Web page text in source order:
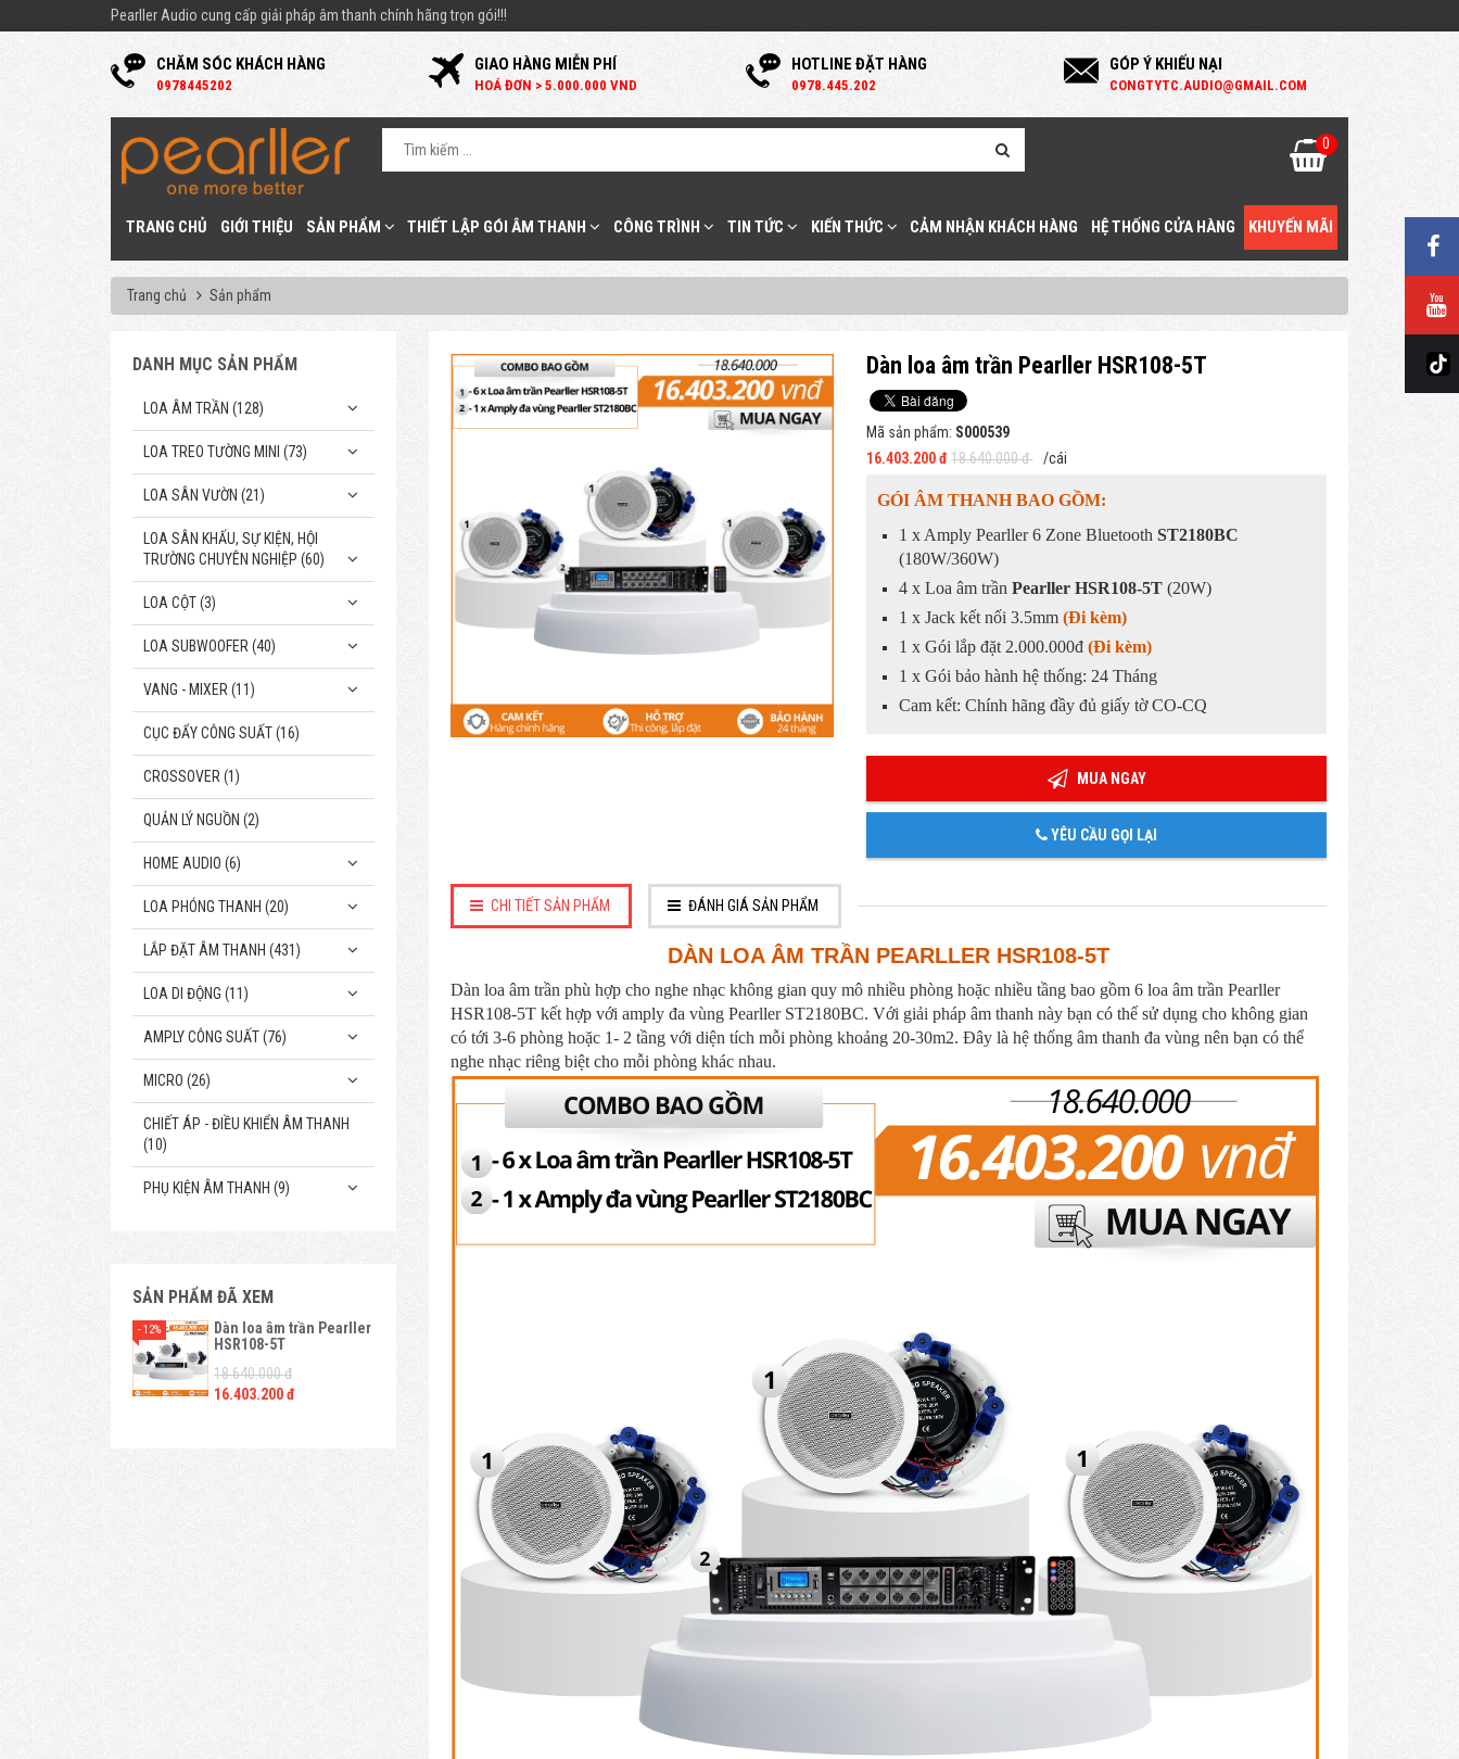
Pearller Audio cung cấp giải pháp âm thanh chính hãng trọn gói!!!
CHĂM SÓC KHÁCH HÀNG
0978445202
GIAO HÀNG MIỄN PHÍ
HOÁ ĐƠN > 5.000.000 VND
HOTLINE ĐẶT HÀNG
0978.445.202
GÓP Ý KHIẾU NẠI
CONGTYTC.AUDIO@GMAIL.COM
0
TRANG CHỦ GIỚI THIỆU SẢN PHẨM THIẾT LẬP GÓI ÂM THANH CÔNG TRÌNH TIN TỨC KIẾN THỨC CẢM NHẬN KHÁCH HÀNG HỆ THỐNG CỬA HÀNG KHUYẾN MÃI
Trang chủ Sản phẩm
Dàn loa âm trần Pearller HSR108-5T
Mã sản phẩm: S000539
16.403.200 đ 18.640.000 đ /cái
GÓI ÂM THANH BAO GỒM:
1 x Amply Pearller 6 Zone BluetoothST2180BC
(180W/360W)
4 x Loa âm trầnPearller HSR108-5T(20W)
1 x Jack kết nối 3.5mm(Đi kèm)
1 x Gói lắp đặt 2.000.000đ(Đi kèm)
1 x Gói bảo hành hệ thống: 24 Tháng
Cam kết: Chính hãng đầy đủ giấy tờ CO-CQ
MUA NGAY
YÊU CẦU GỌI LẠI
CHI TIẾT SẢN PHẨM ĐÁNH GIÁ SẢN PHẨM
DÀN LOA ÂM TRẦN PEARLLER HSR108-5T
Dàn loa âm trần phù hợp cho nghe nhạc không gian quy mô nhiều phòng hoặc nhiều tầng bao gồm 6 loa âm trần Pearller
HSR108-5T kết hợp với amply đa vùng Pearller ST2180BC. Với giải pháp âm thanh này bạn có thể sử dụng cho không gian
có tới 3-6 phòng hoặc 1- 2 tầng với diện tích mỗi phòng khoảng 20-30m2. Đây là hệ thống âm thanh đa vùng nên bạn có thể
nghe nhạc riêng biệt cho mỗi phòng khác nhau.
DANH MỤC SẢN PHẨM
LOA ÂM TRẦN (128)
LOA TREO TƯỜNG MINI (73)
LOA SÂN VƯỜN (21)
LOA SÂN KHẤU, SỰ KIỆN, HỘI
TRƯỜNG CHUYÊN NGHIỆP (60)
LOA CỘT (3)
LOA SUBWOOFER (40)
VANG - MIXER (11)
CỤC ĐẨY CÔNG SUẤT (16)
CROSSOVER (1)
QUẢN LÝ NGUỒN (2)
HOME AUDIO (6)
LOA PHÓNG THANH (20)
LẮP ĐẶT ÂM THANH (431)
LOA DI ĐỘNG (11)
AMPLY CÔNG SUẤT (76)
MICRO (26)
CHIẾT ÁP - ĐIỀU KHIỂN ÂM THANH
(10)
PHỤ KIỆN ÂM THANH (9)
SẢN PHẨM ĐÃ XEM
Dàn loa âm trần Pearller
HSR108-5T
18.640.000 đ
16.403.200 đ
- 12%